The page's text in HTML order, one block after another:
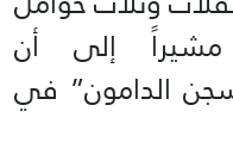
مشيراً إلى أن
الدامون” في